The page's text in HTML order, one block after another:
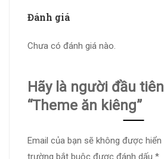
Đánh giá
Chưa có đánh giá nào.
Hãy là người đầu
“Theme ăn kiêng”
Email của bạn sẽ không được hiển
trường bắt buộc được đánh dấu *